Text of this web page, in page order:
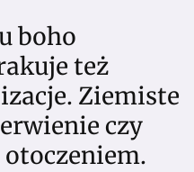
boho
też
Ziemiste
czy